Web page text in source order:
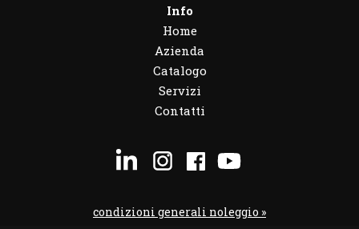
Info
Home
Azienda
Catalogo
Servizi
Contatti
condizioni generali noleggio »